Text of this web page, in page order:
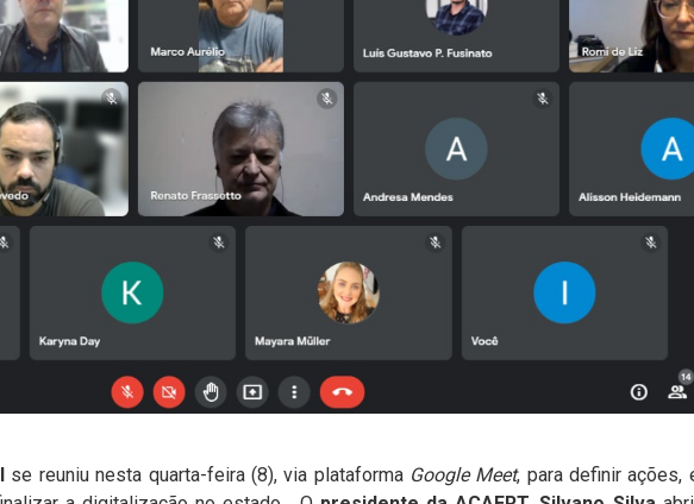
se reuniu nesta quarta-feira (8), via plataforma Google Meet, para definir ações,